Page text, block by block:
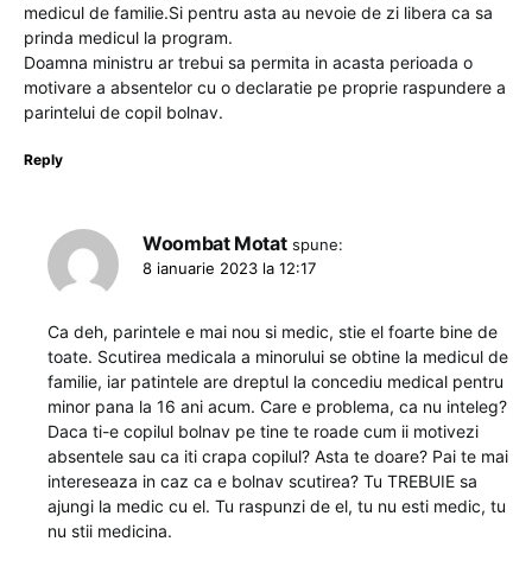
medicul de familie.Si pentru asta au nevoie de zi libera ca sa
prinda medicul la program.
Doamna ministru ar trebui sa permita in acasta perioada o
motivare a absentelor cu o declaratie pe proprie raspundere a
parintelui de copil bolnav.
Reply
Woombat Motat spune:
8 ianuarie 2023 la 12:17
Ca deh, parintele e mai nou si medic, stie el foarte bine de
toate. Scutirea medicala a minorului se obtine la medicul de
familie, iar patintele are dreptul la concediu medical pentru
minor pana la 16 ani acum. Care e problema, ca nu inteleg?
Daca ti-e copilul bolnav pe tine te roade cum ii motivezi
absentele sau ca iti crapa copilul? Asta te doare? Pai te mai
intereseaza in caz ca e bolnav scutirea? Tu TREBUIE sa
ajungi la medic cu el. Tu raspunzi de el, tu nu esti medic, tu
nu stii medicina.